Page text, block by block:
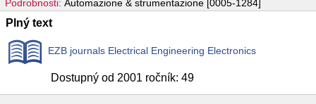
Podrobnosti: Automazione & strumentazione [0005-1284]
Plný text
EZB journals Electrical Engineering Electronics
Dostupný od 2001 ročník: 49